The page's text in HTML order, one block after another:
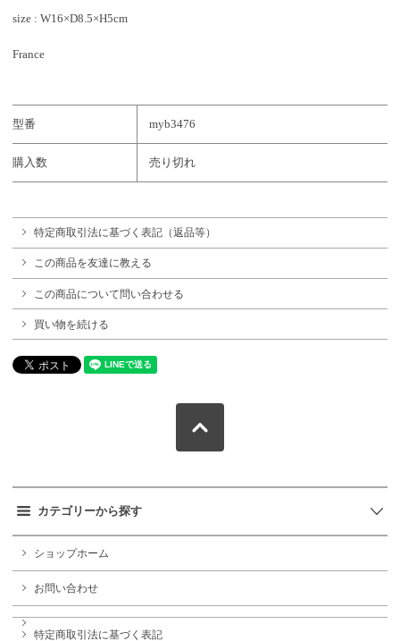
size : W16×D8.5×H5cm
France
型番 myb3476
購入数 売り切れ
特定商取引法に基づく表記（返品等）
この商品を友達に教える
この商品について問い合わせる
買い物を続ける
カテゴリーから探す
ショップホーム
お問い合わせ
特定商取引法に基づく表記